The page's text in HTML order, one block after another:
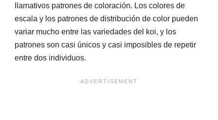
llamativos patrones de coloración. Los colores de
escala y los patrones de distribución de color pueden
variar mucho entre las variedades del koi, y los
patrones son casi únicos y casi imposibles de repetir
entre dos individuos.